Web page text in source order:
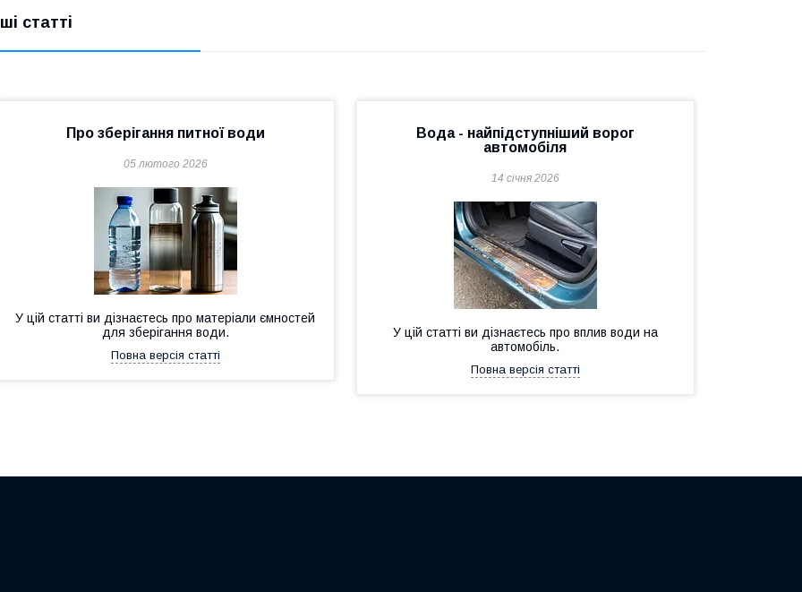
статті
Про зберігання питної води
05 лютого 2026
У цій статті ви дізнаєтесь про матеріали ємностей
для зберігання води.
Повна версія статті
Вода - найпідступніший ворог
автомобіля
14 січня 2026
У цій статті ви дізнаєтесь про вплив води на
автомобіль.
Повна версія статті